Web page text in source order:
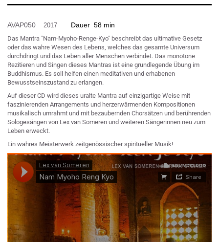
AVAP050 2017 Dauer 58 min
Das Mantra "Nam-Myoho-Renge-Kyo" beschreibt das ultimative Gesetz
oder das wahre Wesen des Lebens, welches das gesamte Universum
durchdringt und das Leben aller Menschen verbindet. Das monotone
Rezitieren und Singen dieses Mantras ist eine grundlegende Übung im
Buddhismus. Es soll helfen einen meditativen und erhabenen
Bewusstseinszustand zu erlangen.
Auf dieser CD wird dieses uralte Mantra auf einzigartige Weise mit
faszinierenden Arrangements und herzerwärmenden Kompositionen
musikalisch umrahmt und mit bezaubernden Chorsätzen und berührenden
Sologesängen von Lex van Someren und weiteren Sängerinnen neu zum
Leben erweckt.
Ein wahres Meisterwerk zeitgenössischer spiritueller Musik!